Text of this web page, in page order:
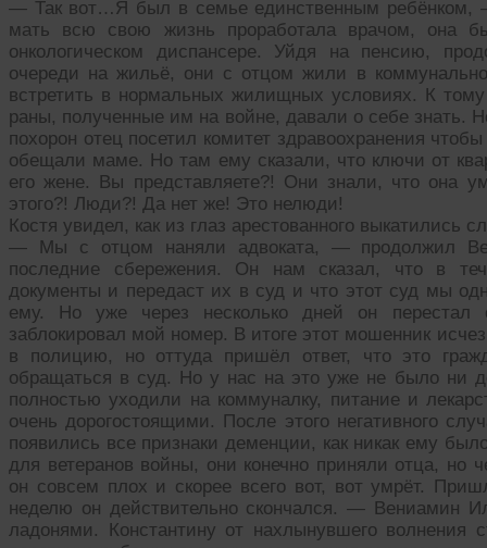
— Так вот…Я был в семье единственным
мать всю свою жизнь проработала врачом, она
онкологическом диспансере. Уйдя на пенсию,
очереди на жильё, они с отцом жили в
встретить в нормальных жилищных условиях. К
раны, полученные им на войне, давали о себе знать.
похорон отец посетил комитет здравоохранения
обещали маме. Но там ему сказали, что ключи от
его жене. Вы представляете?! Они знали, что она
этого?! Люди?! Да нет же! Это нелюди!
Костя увидел, как из глаз арестованного выкатились
— Мы с отцом наняли адвоката, — продолжил
последние сбережения. Он нам сказал, что в
документы и передаст их в суд и что этот суд мы
ему. Но уже через несколько дней он перестал
заблокировал мой номер. В итоге этот мошенник
в полицию, но оттуда пришёл ответ, что это
обращаться в суд. Но у нас на это уже не было ни
полностью уходили на коммуналку, питание и
очень дорогостоящими. После этого негативного
появились все признаки деменции, как никак ему
для ветеранов войны, они конечно приняли отца, но
он совсем плох и скорее всего вот, вот умрёт.
неделю он действительно скончался. — Вениамин
ладонями. Константину от нахлынувшего